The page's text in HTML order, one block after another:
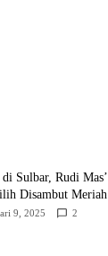
Sulbar, Rudi
Disambut Meriah
9, 2025 2